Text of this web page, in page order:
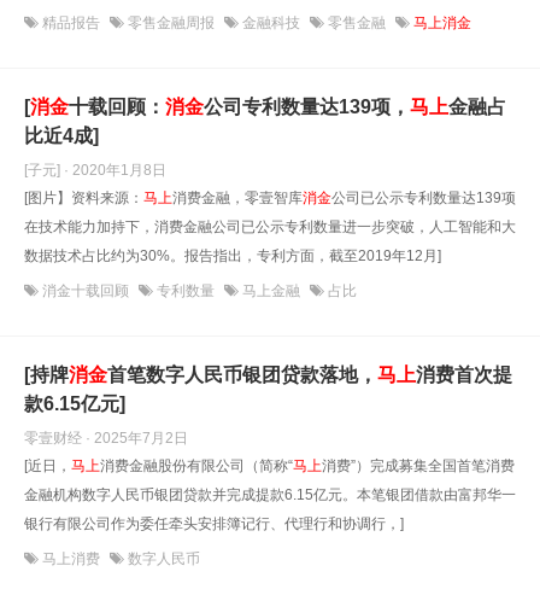
精品报告 零售金融周报 金融科技 零售金融 马上消金
[消金十载回顾： 消金公司专利数量达139项， 马上金融占
比近4成]
[子元] · 2020年1月8日
[图片】资料来源： 马上消费金融，零壹智库消金公司已公示专利数量达139项
在技术能力加持下，消费金融公司已公示专利数量进一步突破，人工智能和大
数据技术占比约为30%。报告指出，专利方面，截至2019年12月]
消金十载回顾 专利数量 马上金融 占比
[持牌消金首笔数字人民币银团贷款落地， 马上消费首次提
款6.15亿元]
零壹财经 · 2025年7月2日
[近日， 马上消费金融股份有限公司（简称“马上消费”）完成募集全国首笔消费
金融机构数字人民币银团贷款并完成提款6.15亿元。本笔银团借款由富邦华一
银行有限公司作为委任牵头安排簿记行、代理行和协调行，]
马上消费 数字人民币